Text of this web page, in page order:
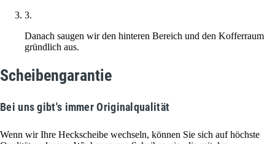
3.
Danach saugen wir den hinteren Bereich und den Kofferraum
gründlich aus.
Scheibengarantie
Bei uns gibt's immer Originalqualität
Wenn wir Ihre Heckscheibe wechseln, können Sie sich auf höchste